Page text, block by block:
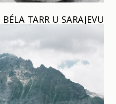
TARR U SARAJEVU